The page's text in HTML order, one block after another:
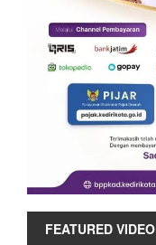
FEATURED VIDEO